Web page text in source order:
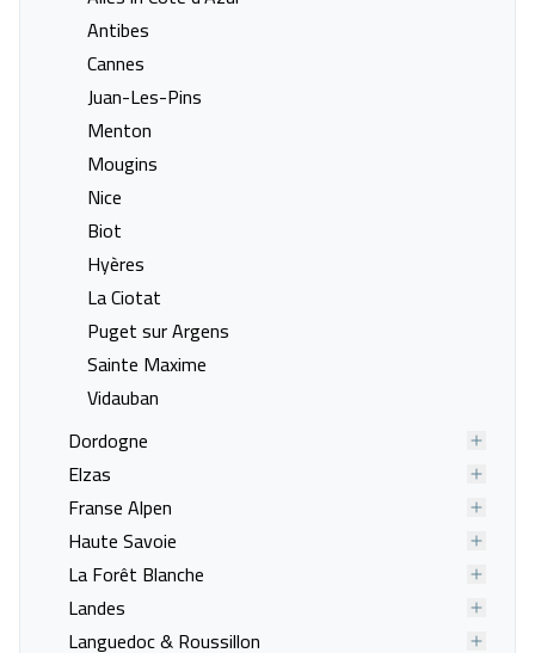
Antibes
Cannes
Juan-Les-Pins
Menton
Mougins
Nice
Biot
Hyères
La Ciotat
Puget sur Argens
Sainte Maxime
Vidauban
Dordogne
Elzas
Franse Alpen
Haute Savoie
La Forêt Blanche
Landes
Languedoc & Roussillon
Last minute naar Jausiers
Last minute naar La Clusaz
Last minute naar La Norma
Last minute naar La Salle les
Last minute naar Lathuile
Last minute naar Le Corbier
Last minute naar Le Lauzet-
Last minute naar Les Coches
Last minute naar Les Deux
Last minute naar Les Gets
Last minute naar Les Houches
Last minute naar Les Orres
Last minute naar Les Saisies